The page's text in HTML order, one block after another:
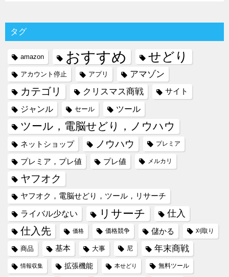
タグ
amazon おすすめ せどり
アカウント停止 アプリ アマゾン
カテゴリ クリスマス商戦 サイト
ジャンル セール ツール
ツール，電脳せどり，ノウハウ
ネットショップ ノウハウ プレミア
プレミア，プレ値 プレ値 メルカリ
ヤフオク
ヤフオク，電脳せどり，ツール，リサーチ
ライバル少ない リサーチ 仕入
仕入先 価格 価格競争 儲かる 刈取り
商品 基本 大事 尼 年末商戦
情報収集 拡張機能 本せどり 無料ツール